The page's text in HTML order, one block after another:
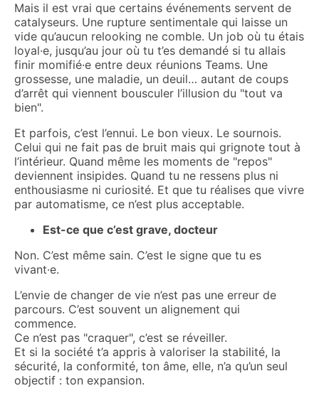
Mais il est vrai que certains événements servent de
catalyseurs. Une rupture sentimentale qui laisse un
vide qu’aucun relooking ne comble. Un job où tu étais
loyal·e, jusqu’au jour où tu t’es demandé si tu allais
finir momifié·e entre deux réunions Teams. Une
grossesse, une maladie, un deuil… autant de coups
d’arrêt qui viennent bousculer l’illusion du "tout va
bien".
Et parfois, c’est l’ennui. Le bon vieux. Le sournois.
Celui qui ne fait pas de bruit mais qui grignote tout à
l’intérieur. Quand même les moments de "repos"
deviennent insipides. Quand tu ne ressens plus ni
enthousiasme ni curiosité. Et que tu réalises que vivre
par automatisme, ce n’est plus acceptable.
Est-ce que c’est grave, docteur
Non. C’est même sain. C’est le signe que tu es
vivant·e.
L’envie de changer de vie n’est pas une erreur de
parcours. C’est souvent un alignement qui
commence.
Ce n’est pas "craquer", c’est se réveiller.
Et si la société t’a appris à valoriser la stabilité, la
sécurité, la conformité, ton âme, elle, n’a qu’un seul
objectif : ton expansion.